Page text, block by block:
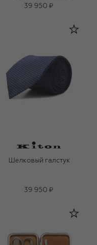
39 950 ₽
Шелковый галстук
39 950 ₽